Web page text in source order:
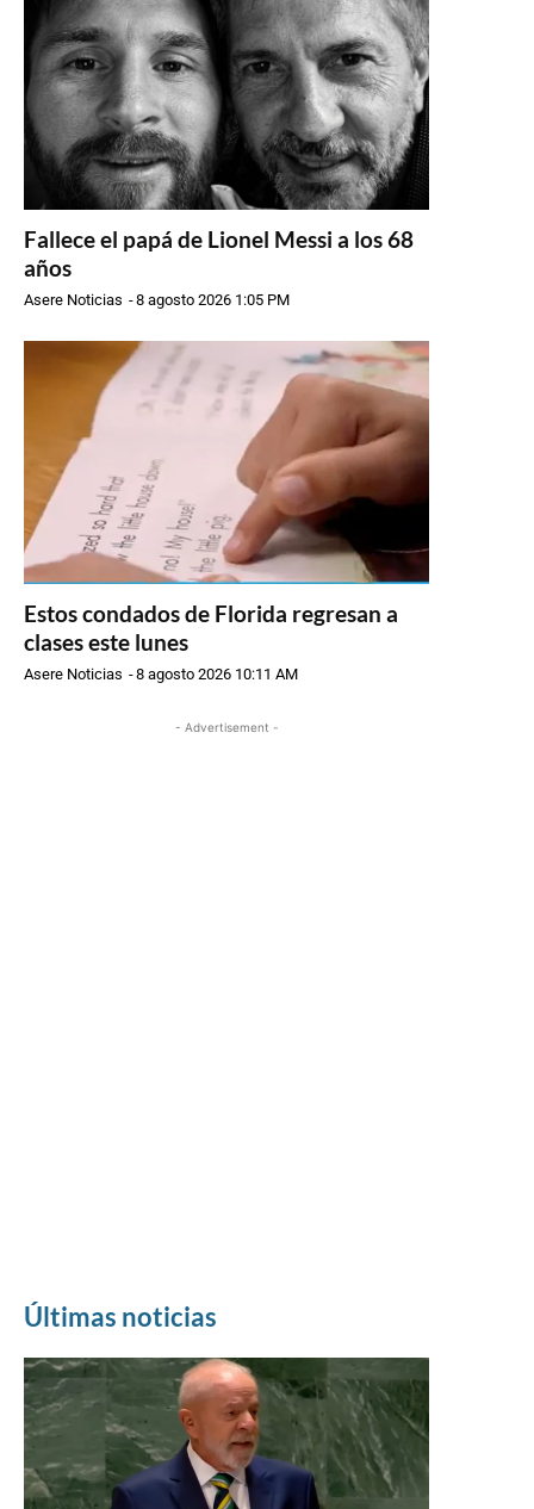
Fallece el papá de Lionel Messi a los 68
años
Asere Noticias -8 agosto 2026 1:05 PM
Estos condados de Florida regresan a
clases este lunes
Asere Noticias -8 agosto 2026 10:11 AM
- Advertisement -
Últimas noticias